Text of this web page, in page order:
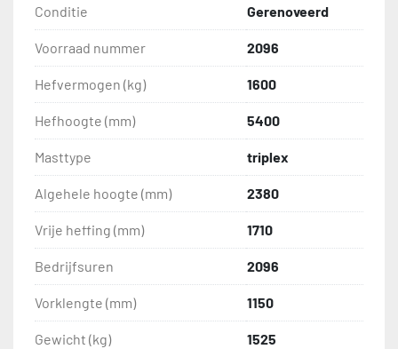
Conditie Gerenoveerd
Voorraad nummer 2096
Hefvermogen (kg) 1600
Hefhoogte (mm) 5400
Masttype triplex
Algehele hoogte (mm) 2380
Vrije heffing (mm) 1710
Bedrijfsuren 2096
Vorklengte (mm) 1150
Gewicht (kg) 1525